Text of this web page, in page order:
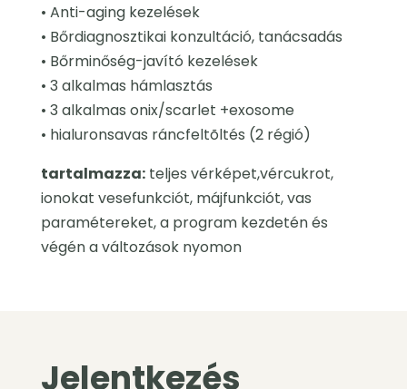
• Anti-aging kezelések
• Bőrdiagnosztikai konzultáció, tanácsadás
• Bőrminőség-javító kezelések
• 3 alkalmas hámlasztás
• 3 alkalmas onix/scarlet +exosome
• hialuronsavas ráncfeltõltés (2 régió)
tartalmazza:teljes vérképet,vércukrot,
ionokat vesefunkciót, májfunkciót, vas
paramétereket, a program kezdetén és
végén a változások nyomon
Jelentkezés